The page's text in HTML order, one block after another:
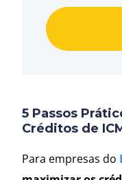
5 Passos
Créditos de
Para empresas do